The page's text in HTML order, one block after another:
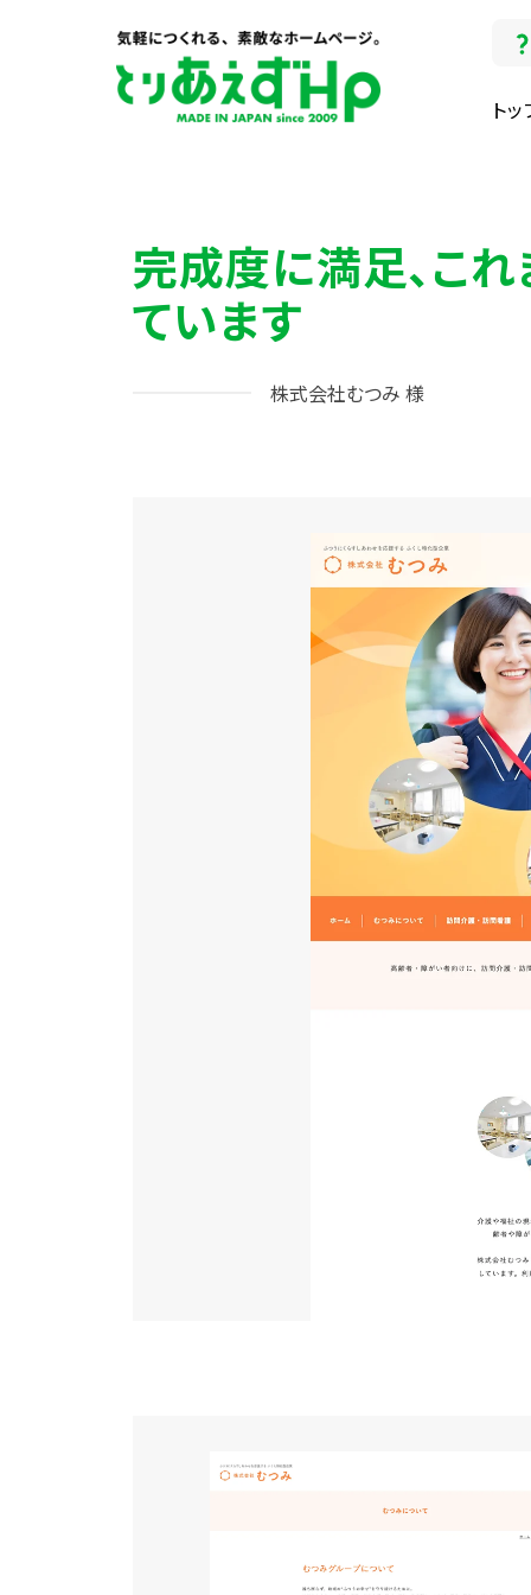
ト
完成度に満足、こ
ています
株式会社むつみ 様